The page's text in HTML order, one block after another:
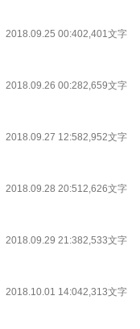
2018.09.25 00:402,401文字
2018.09.26 00:282,659文字
2018.09.27 12:582,952文字
2018.09.28 20:512,626文字
2018.09.29 21:382,533文字
2018.10.01 14:042,313文字